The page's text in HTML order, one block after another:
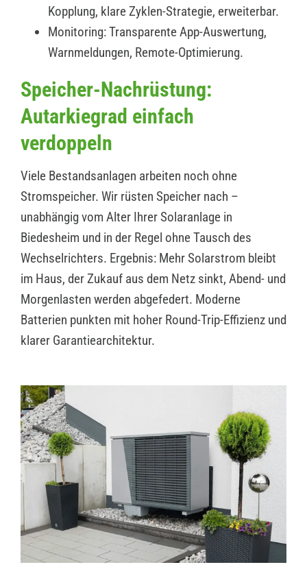
Kopplung, klare Zyklen-Strategie, erweiterbar.
Monitoring: Transparente App-Auswertung,
Warnmeldungen, Remote-Optimierung.
Speicher-Nachrüstung:
Autarkiegrad einfach
verdoppeln
Viele Bestandsanlagen arbeiten noch ohne
Stromspeicher. Wir rüsten Speicher nach –
unabhängig vom Alter Ihrer Solaranlage in
Biedesheim und in der Regel ohne Tausch des
Wechselrichters. Ergebnis: Mehr Solarstrom bleibt
im Haus, der Zukauf aus dem Netz sinkt, Abend- und
Morgenlasten werden abgefedert. Moderne
Batterien punkten mit hoher Round-Trip-Effizienz und
klarer Garantiearchitektur.